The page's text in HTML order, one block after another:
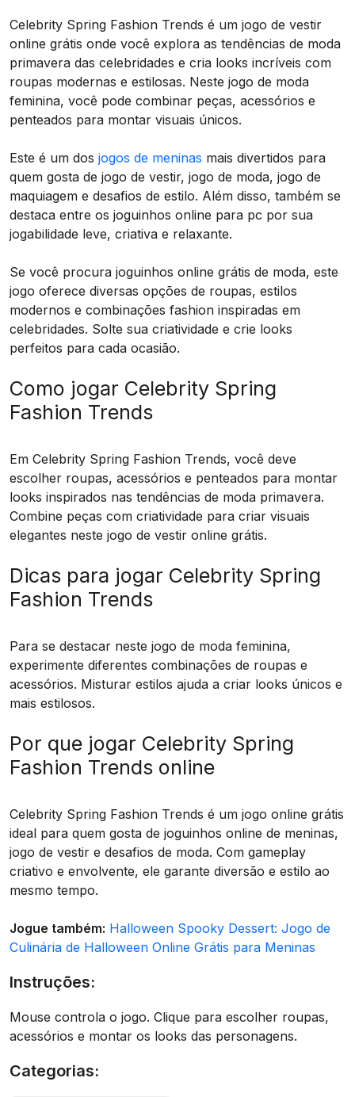
Celebrity Spring Fashion Trends é um jogo de vestir
online grátis onde você explora as tendências de moda
primavera das celebridades e cria looks incríveis com
roupas modernas e estilosas. Neste jogo de moda
feminina, você pode combinar peças, acessórios e
penteados para montar visuais únicos.
Este é um dos jogos de meninas mais divertidos para
quem gosta de jogo de vestir, jogo de moda, jogo de
maquiagem e desafios de estilo. Além disso, também se
destaca entre os joguinhos online para pc por sua
jogabilidade leve, criativa e relaxante.
Se você procura joguinhos online grátis de moda, este
jogo oferece diversas opções de roupas, estilos
modernos e combinações fashion inspiradas em
celebridades. Solte sua criatividade e crie looks
perfeitos para cada ocasião.
Como jogar Celebrity Spring
Fashion Trends
Em Celebrity Spring Fashion Trends, você deve
escolher roupas, acessórios e penteados para montar
looks inspirados nas tendências de moda primavera.
Combine peças com criatividade para criar visuais
elegantes neste jogo de vestir online grátis.
Dicas para jogar Celebrity Spring
Fashion Trends
Para se destacar neste jogo de moda feminina,
experimente diferentes combinações de roupas e
acessórios. Misturar estilos ajuda a criar looks únicos e
mais estilosos.
Por que jogar Celebrity Spring
Fashion Trends online
Celebrity Spring Fashion Trends é um jogo online grátis
ideal para quem gosta de joguinhos online de meninas,
jogo de vestir e desafios de moda. Com gameplay
criativo e envolvente, ele garante diversão e estilo ao
mesmo tempo.
Jogue também: Halloween Spooky Dessert: Jogo de
Culinária de Halloween Online Grátis para Meninas
Instruções:
Mouse controla o jogo. Clique para escolher roupas,
acessórios e montar os looks das personagens.
Categorias: